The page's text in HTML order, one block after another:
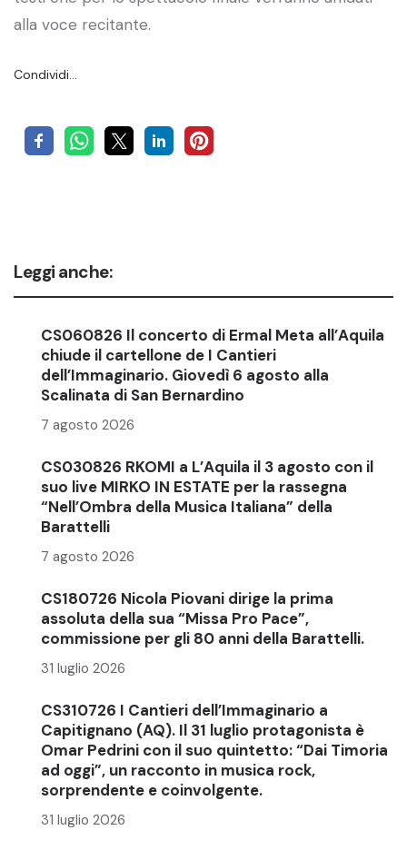
alla voce recitante.
Condividi…
Leggi anche:
CS060826 Il concerto di Ermal Meta all’Aquila
chiude il cartellone de I Cantieri
dell’Immaginario. Giovedì 6 agosto alla
Scalinata di San Bernardino
7 agosto 2026
CS030826 RKOMI a L’Aquila il 3 agosto con il
suo live MIRKO IN ESTATE per la rassegna
“Nell’Ombra della Musica Italiana” della
Barattelli
7 agosto 2026
CS180726 Nicola Piovani dirige la prima
assoluta della sua “Missa Pro Pace”,
commissione per gli 80 anni della Barattelli.
31 luglio 2026
CS310726 I Cantieri dell’Immaginario a
Capitignano (AQ). Il 31 luglio protagonista è
Omar Pedrini con il suo quintetto: “Dai Timoria
ad oggi”, un racconto in musica rock,
sorprendente e coinvolgente.
31 luglio 2026